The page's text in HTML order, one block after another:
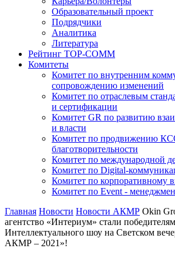
Образовательный проект
Подрядчики
Аналитика
Литература
Рейтинг TOP-COMM
Комитеты
Комитет по внутренним
сопровождению изменений
Комитет по отраслевым
и сертификации
Комитет GR по развитию
и власти
Комитет по продвижению
благотворительности
Комитет по международной
Комитет по Digital-
Комитет по корпоративному
Комитет по Event -
Главная Новости Новости АКМР Okin
агентство «Интериум» стали
Интеллектуального шоу на Светском
АКМР – 2021»!